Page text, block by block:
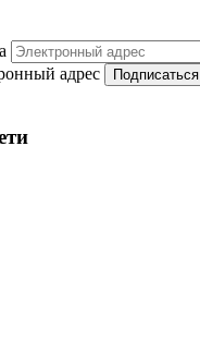
адрес
Подписаться